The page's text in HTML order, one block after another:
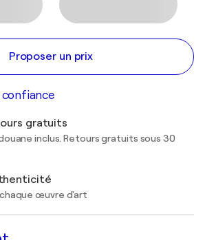
Proposer un prix
gratuits
inclus. Retours gratuits sous 30
œuvre d'art